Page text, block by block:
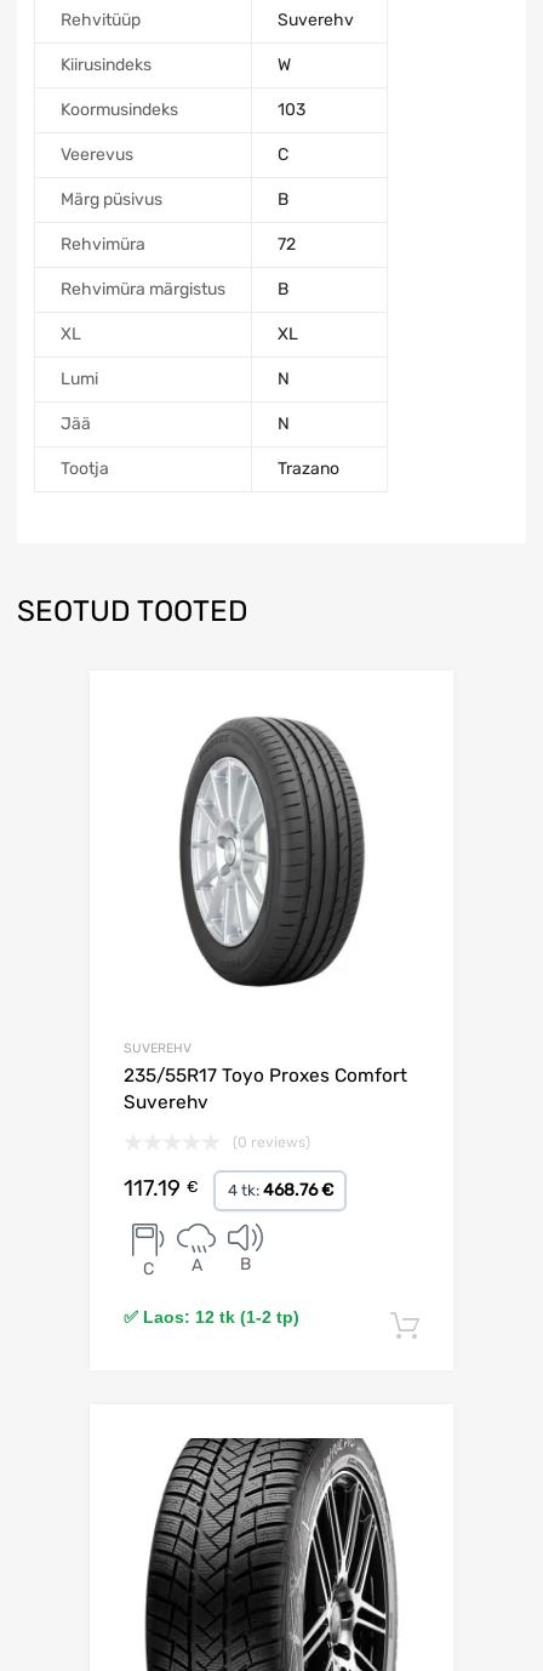
Rehvitüüp Suverehv
Kiirusindeks W
Koormusindeks 103
Veerevus C
Märg püsivus B
Rehvimüra 72
Rehvimüra märgistus B
XL XL
Lumi N
Jää N
Tootja Trazano
SEOTUD TOOTED
SUVEREHV
235/55R17 Toyo Proxes Comfort
Suverehv
(0 reviews)
117.19 € 4 tk: 468.76 €
C A B
✅ Laos: 12 tk (1-2 tp)